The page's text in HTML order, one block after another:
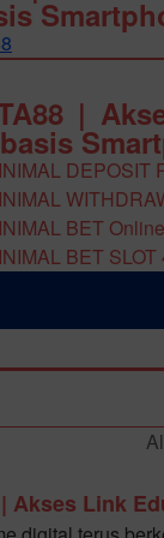
|
DEPOSIT
BET
BET
| Akses Link